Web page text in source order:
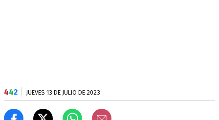
442 JUEVES 13 DE JULIO DE 2023